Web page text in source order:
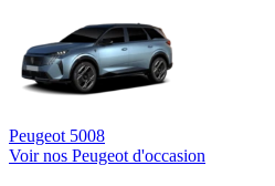
Peugeot 5008
Voir nos Peugeot d'occasion